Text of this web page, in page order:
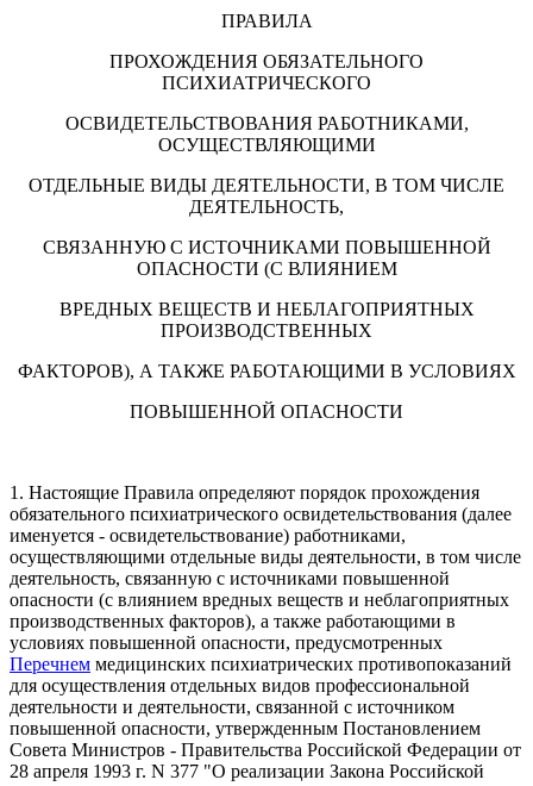
ПРАВИЛА
ПРОХОЖДЕНИЯ ОБЯЗАТЕЛЬНОГО
ПСИХИАТРИЧЕСКОГО
ОСВИДЕТЕЛЬСТВОВАНИЯ РАБОТНИКАМИ,
ОСУЩЕСТВЛЯЮЩИМИ
ОТДЕЛЬНЫЕ ВИДЫ ДЕЯТЕЛЬНОСТИ, В ТОМ ЧИСЛЕ
ДЕЯТЕЛЬНОСТЬ,
СВЯЗАННУЮ С ИСТОЧНИКАМИ ПОВЫШЕННОЙ
ОПАСНОСТИ (С ВЛИЯНИЕМ
ВРЕДНЫХ ВЕЩЕСТВ И НЕБЛАГОПРИЯТНЫХ
ПРОИЗВОДСТВЕННЫХ
ФАКТОРОВ), А ТАКЖЕ РАБОТАЮЩИМИ В УСЛОВИЯХ
ПОВЫШЕННОЙ ОПАСНОСТИ
1. Настоящие Правила определяют порядок прохождения
обязательного психиатрического освидетельствования (далее
именуется - освидетельствование) работниками,
осуществляющими отдельные виды деятельности, в том числе
деятельность, связанную с источниками повышенной
опасности (с влиянием вредных веществ и неблагоприятных
производственных факторов), а также работающими в
условиях повышенной опасности, предусмотренных
Перечнем медицинских психиатрических противопоказаний
для осуществления отдельных видов профессиональной
деятельности и деятельности, связанной с источником
повышенной опасности, утвержденным Постановлением
Совета Министров - Правительства Российской Федерации от
28 апреля 1993 г. N 377 "О реализации Закона Российской